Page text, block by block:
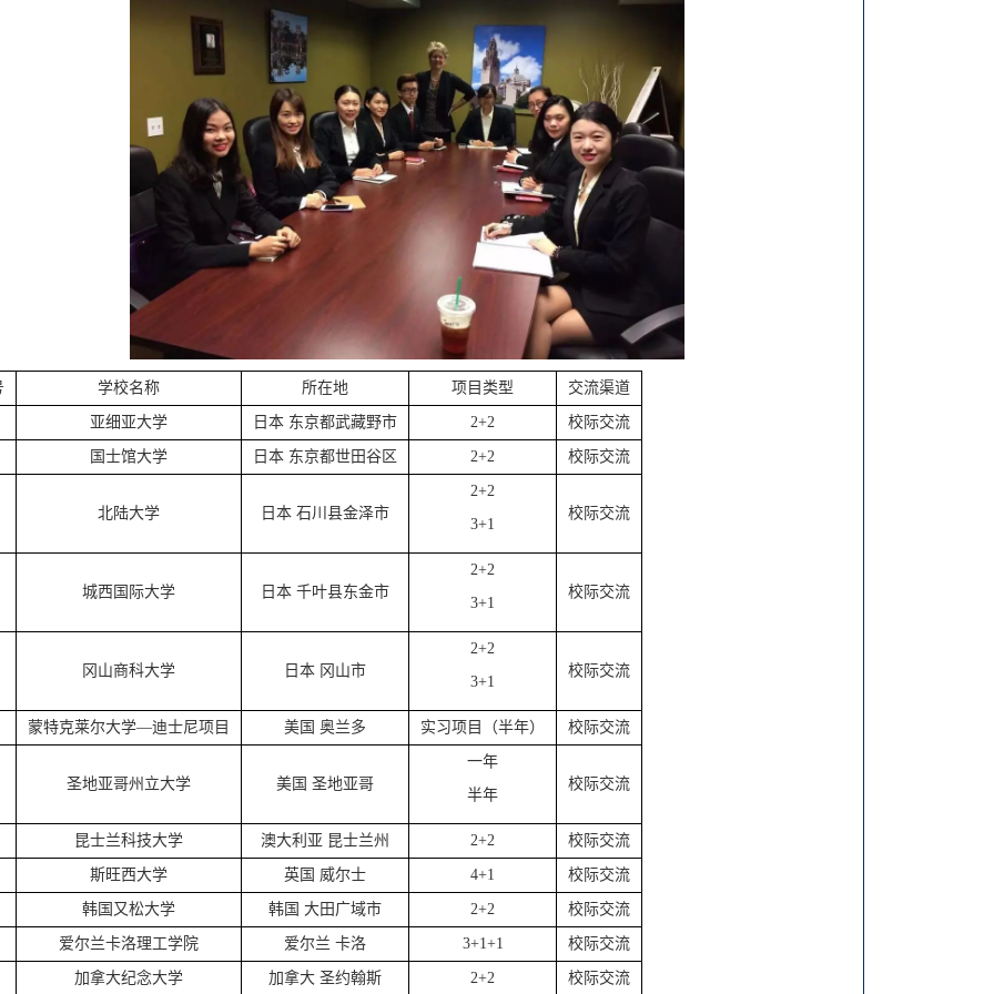
学校名称 所在地 项目类型 交流渠道
亚细亚大学 日本 东京都武藏野市 2+2 校际交流
国士馆大学 日本 东京都世田谷区 2+2 校际交流
北陆大学 日本 石川县金泽市
2+2
3+1
校际交流
城西国际大学 日本 千叶县东金市
2+2
3+1
校际交流
冈山商科大学 日本 冈山市
2+2
3+1
校际交流
蒙特克莱尔大学—迪士尼项目 美国 奥兰多 实习项目（半年） 校际交流
圣地亚哥州立大学 美国 圣地亚哥
一年
半年
校际交流
昆士兰科技大学 澳大利亚 昆士兰州 2+2 校际交流
斯旺西大学 英国 威尔士 4+1 校际交流
韩国又松大学 韩国 大田广域市 2+2 校际交流
爱尔兰卡洛理工学院 爱尔兰 卡洛 3+1+1 校际交流
加拿大纪念大学 加拿大 圣约翰斯 2+2 校际交流